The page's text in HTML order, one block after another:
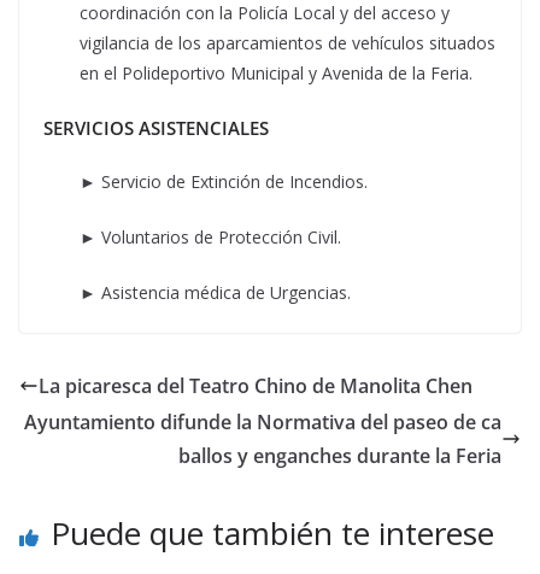
coordinación con la Policía Local y del acceso y
vigilancia de los aparcamientos de vehículos situados
en el Polideportivo Municipal y Avenida de la Feria.
SERVICIOS ASISTENCIALES
► Servicio de Extinción de Incendios.
► Voluntarios de Protección Civil.
► Asistencia médica de Urgencias.
La picaresca del Teatro Chino de Manolita Chen
Ayuntamiento difunde la Normativa del paseo de ca
ballos y enganches durante la Feria
Puede que también te interese